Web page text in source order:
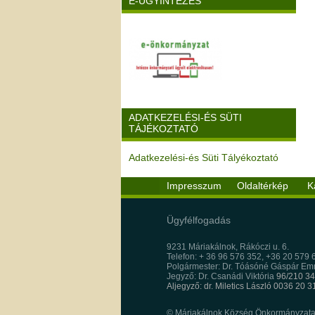
ADATKEZELÉSI-ÉS SÜTI
TÁJÉKOZTATÓ
Adatkezelési-és Süti Tályékoztató
Impresszum Oldaltérkép
Ügyfélfogadás
9231 Máriakálnok, Rákóczi u. 6.
Telefon: + 36 96 576 352, +36 20 579
Polgármester: Dr. Tóásóné Gáspár
Jegyző: Dr. Csanádi Viktória 96/210
Aljegyző: dr. Miletics László 0036 20
© Máriakálnok Község